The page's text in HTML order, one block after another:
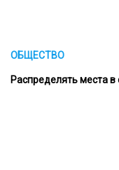
ОБЩЕСТВО
Распределять места